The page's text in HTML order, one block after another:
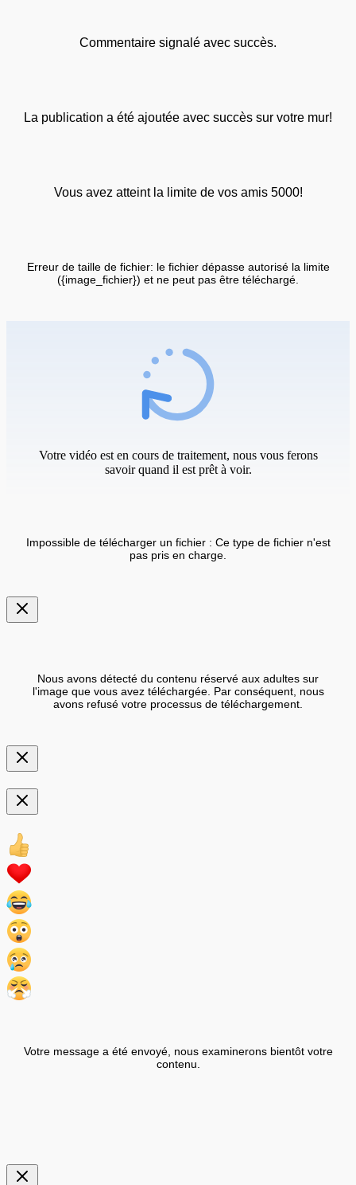
Commentaire signalé avec succès.
La publication a été ajoutée avec succès sur votre mur!
Vous avez atteint la limite de vos amis 5000!
Erreur de taille de fichier: le fichier dépasse autorisé la limite
({image_fichier}) et ne peut pas être téléchargé.
Votre vidéo est en cours de traitement, nous vous ferons
savoir quand il est prêt à voir.
Impossible de télécharger un fichier : Ce type de fichier n'est
pas pris en charge.
Nous avons détecté du contenu réservé aux adultes sur
l'image que vous avez téléchargée. Par conséquent, nous
avons refusé votre processus de téléchargement.
Votre message a été envoyé, nous examinerons bientôt votre
contenu.